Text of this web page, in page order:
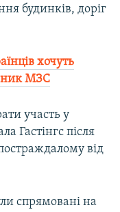
будинків, доріг
хочуть
МЗС
участь у
Гастінгс після
від
спрямовані на